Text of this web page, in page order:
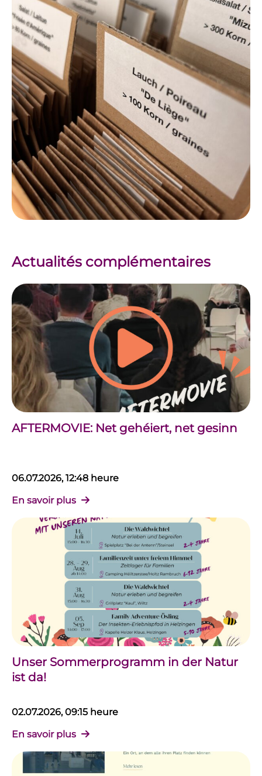
Actualités complémentaires
AFTERMOVIE: Net gehéiert, net gesinn
06.07.2026, 12:48 heure
En savoir plus
Unser Sommerprogramm in der Natur
ist da!
02.07.2026, 09:15 heure
En savoir plus